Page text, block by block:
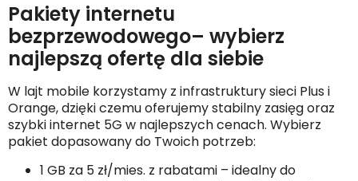
Pakiety internetu
bezprzewodowego– wybierz
najlepszą ofertę dla siebie
W lajt mobile korzystamy z infrastruktury sieci Plus i
Orange, dzięki czemu oferujemy stabilny zasięg oraz
szybki internet 5G w najlepszych cenach. Wybierz
pakiet dopasowany do Twoich potrzeb:
1 GB za 5 zł/mies. z rabatami – idealny do